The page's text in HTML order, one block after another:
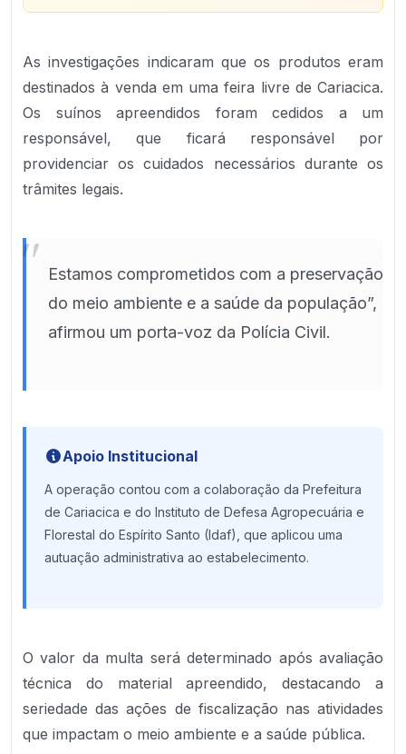
As investigações indicaram que os produtos eram
destinados à venda em uma feira livre de Cariacica.
Os suínos apreendidos foram cedidos a um
responsável, que ficará responsável por
providenciar os cuidados necessários durante os
trâmites legais.
"
Estamos comprometidos com a preservação
do meio ambiente e a saúde da população”,
afirmou um porta-voz da Polícia Civil.
Apoio Institucional
A operação contou com a colaboração da Prefeitura
de Cariacica e do Instituto de Defesa Agropecuária e
Florestal do Espírito Santo (Idaf), que aplicou uma
autuação administrativa ao estabelecimento.
O valor da multa será determinado após avaliação
técnica do material apreendido, destacando a
seriedade das ações de fiscalização nas atividades
que impactam o meio ambiente e a saúde pública.